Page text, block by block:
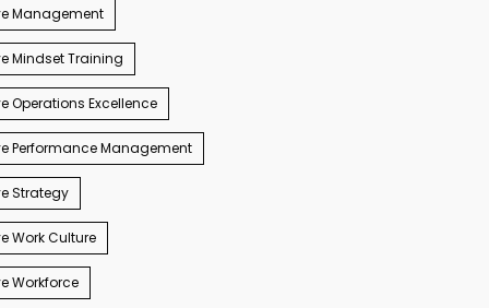
Management
Mindset Training
Operations Excellence
Performance Management
Strategy
Work Culture
Workforce